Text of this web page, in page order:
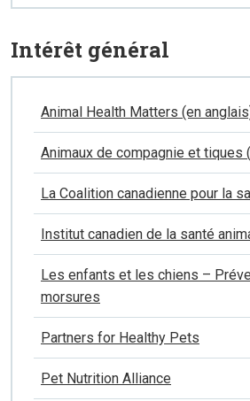
Intérêt général
Animal Health Matters (en
Animaux de compagnie et tiques
La Coalition canadienne pour la
Institut canadien de la santé
Les enfants et les chiens –
morsures
Partners for Healthy Pets
Pet Nutrition Alliance